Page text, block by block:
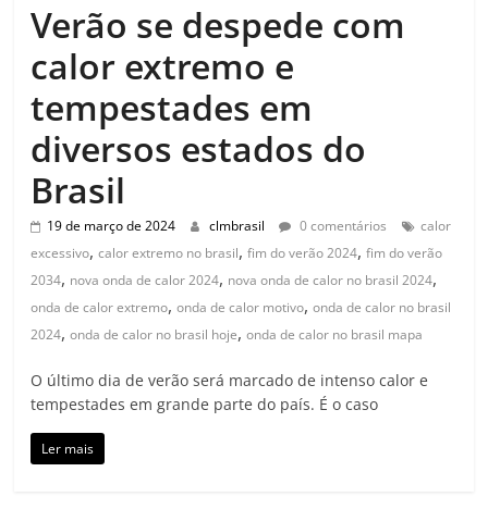
Verão se despede com
calor extremo e
tempestades em
diversos estados do
Brasil
19 de março de 2024 clmbrasil 0 comentários
calor
excessivo,calor extremo no brasil,fim do verão 2024,fim do verão
2034, nova onda de calor 2024, nova onda de calor no brasil 2024,
onda de calor extremo,onda de calor motivo,onda de calor no brasil
2024,onda de calor no brasil hoje,onda de calor no brasil mapa
O último dia de verão será marcado de intenso calor e
tempestades em grande parte do país. É o caso
Ler mais